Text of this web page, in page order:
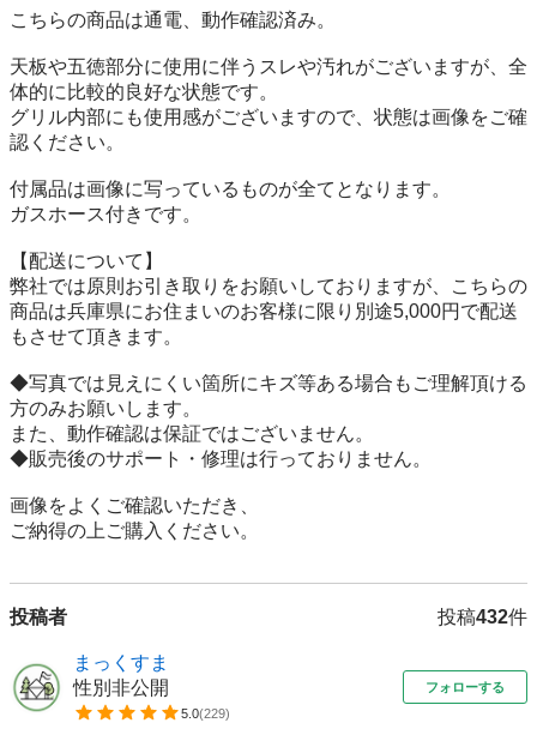
こちらの商品は通電、動作確認済み。
天板や五徳部分に使用に伴うスレや汚れがございますが、全
体的に比較的良好な状態です。
グリル内部にも使用感がございますので、状態は画像をご確
認ください。
付属品は画像に写っているものが全てとなります。
ガスホース付きです。
【配送について】
弊社では原則お引き取りをお願いしておりますが、こちらの
商品は兵庫県にお住まいのお客様に限り別途5,000円で配送
もさせて頂きます。
◆写真では見えにくい箇所にキズ等ある場合もご理解頂ける
方のみお願いします。
また、動作確認は保証ではございません。
◆販売後のサポート・修理は行っておりません。
画像をよくご確認いただき、
ご納得の上ご購入ください。
投稿者 投稿432件
まっくすま
性別非公開
5.0(229)
フォローする